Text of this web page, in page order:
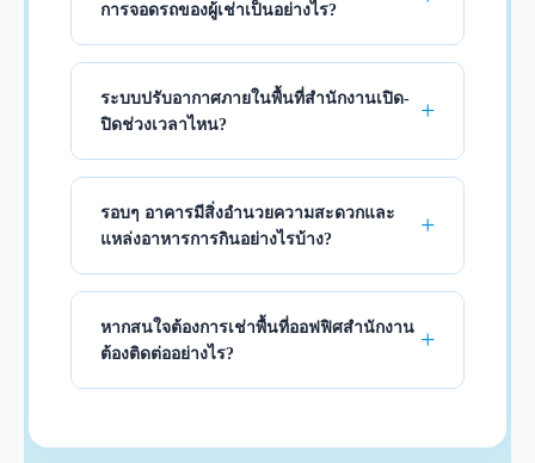
การจอดรถของผู้เช่าเป็นอย่างไร?
ระบบปรับอากาศภายในพื้นที่สำนักงานเปิด-
ปิดช่วงเวลาไหน?
รอบๆ อาคารมีสิ่งอำนวยความสะดวกและ
แหล่งอาหารการกินอย่างไรบ้าง?
หากสนใจต้องการเช่าพื้นที่ออฟฟิศสำนักงาน
ต้องติดต่ออย่างไร?